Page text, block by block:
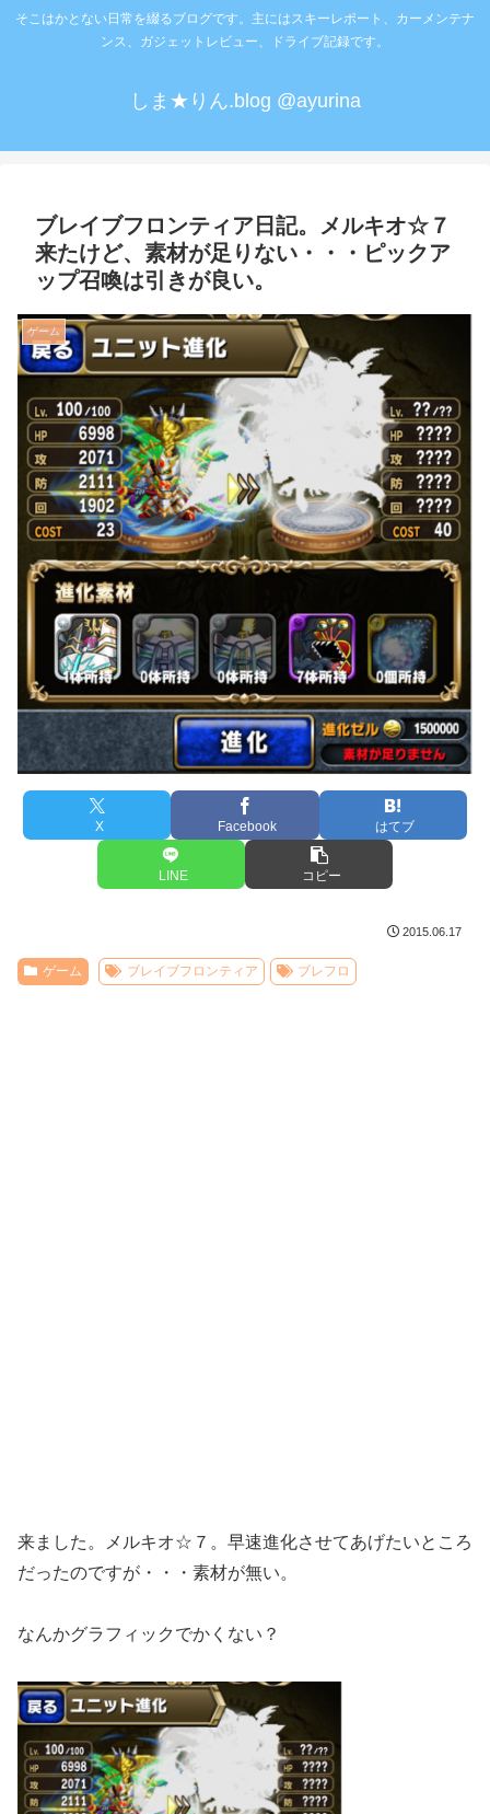
そこはかとない日常を綴るブログです。主にはスキーレポート、カーメンテナ
ンス、ガジェットレビュー、ドライブ記録です。
しま★りん.blog @ayurina
ブレイブフロンティア日記。メルキオ☆７
来たけど、素材が足りない・・・ピックア
ップ召喚は引きが良い。
ゲーム
X Facebook はてブ
LINE コピー
2015.06.17
ゲーム ブレイブフロンティア ブレフロ
来ました。メルキオ☆７。早速進化させてあげたいところ
だったのですが・・・素材が無い。
なんかグラフィックでかくない？